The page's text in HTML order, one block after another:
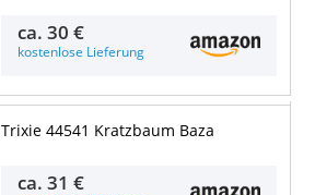
ca.30 €
kostenlose Lieferung
Trixie 44541 Kratzbaum Baza
ca.31 €